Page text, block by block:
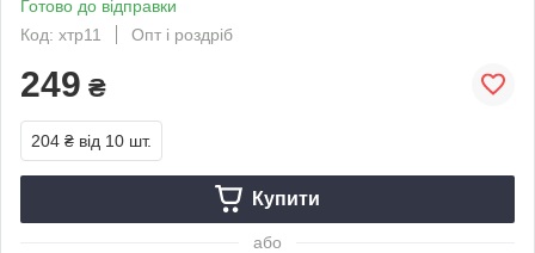
Готово до відправки
Код: хтр11
Опт і роздріб
249 ₴
204 ₴ від 10 шт.
Купити
або